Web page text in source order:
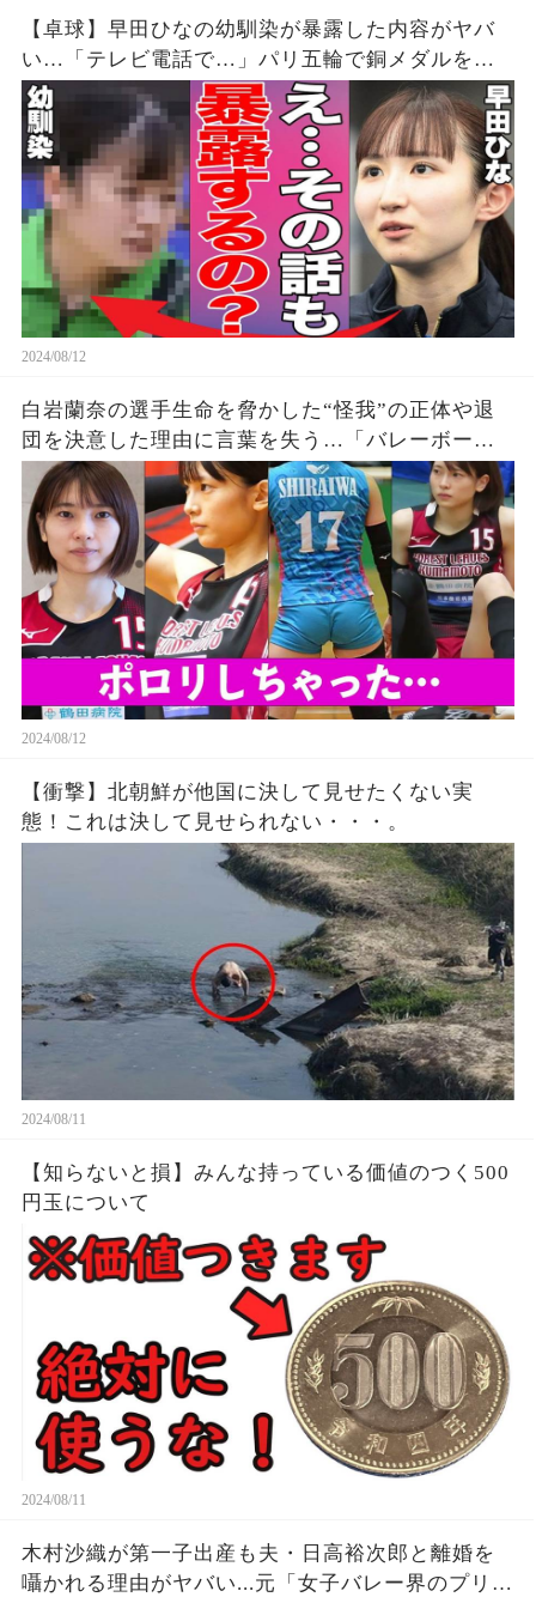
【卓球】早田ひなの幼馴染が暴露した内容がヤバ
い…「テレビ電話で…」パリ五輪で銅メダルを獲
得した早田選手の幼少期からの親友が明かす衝撃
の事実に驚きを隠せない…【パリオリンピック/女
子シングルス】
2024/08/12
白岩蘭奈の選手生命を脅かした“怪我”の正体や退
団を決意した理由に言葉を失う…「バレーボー
ル」で活躍する選手の“熱愛”の真相に驚きを隠せ
ない…
2024/08/12
【衝撃】北朝鮮が他国に決して見せたくない実
態！これは決して見せられない・・・。
2024/08/11
【知らないと損】みんな持っている価値のつく500
円玉について
2024/08/11
木村沙織が第一子出産も夫・日高裕次郎と離婚を
囁かれる理由がヤバい...元「女子バレー界のプリン